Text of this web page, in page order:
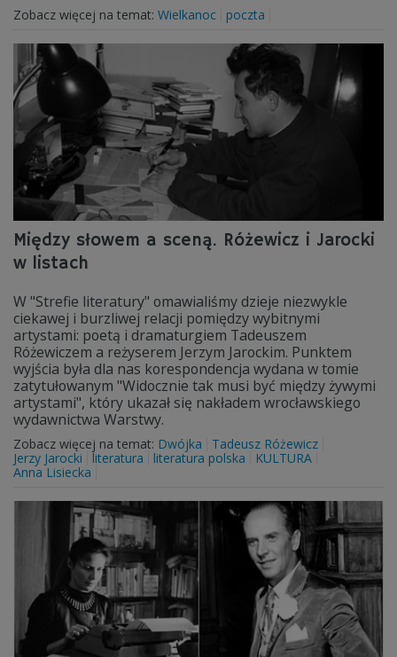
Zobacz więcej na temat: Wielkanoc poczta
Między słowem a sceną. Różewicz i Jarocki
w listach
W "Strefie literatury" omawialiśmy dzieje niezwykle
ciekawej i burzliwej relacji pomiędzy wybitnymi
artystami: poetą i dramaturgiem Tadeuszem
Różewiczem a reżyserem Jerzym Jarockim. Punktem
wyjścia była dla nas korespondencja wydana w tomie
zatytułowanym "Widocznie tak musi być między żywymi
artystami", który ukazał się nakładem wrocławskiego
wydawnictwa Warstwy.
Zobacz więcej na temat: Dwójka
Tadeusz Różewicz
Jerzy Jarocki
literatura literatura polska
KULTURA
Anna Lisiecka